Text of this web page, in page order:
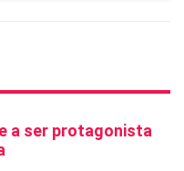
a ser protagonista